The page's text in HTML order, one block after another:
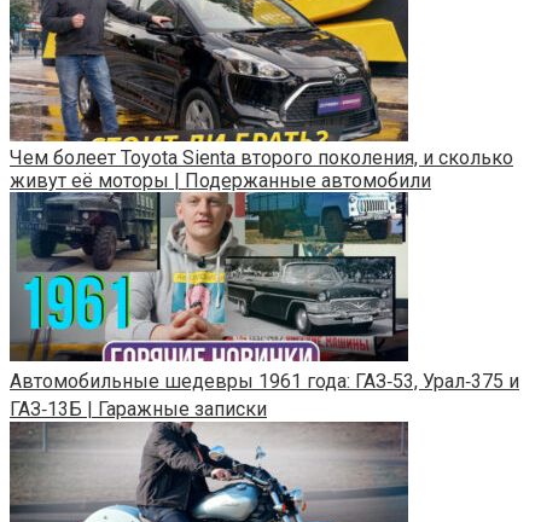
Чем болеет Toyota Sienta второго поколения, и сколько
живут её моторы | Подержанные автомобили
Автомобильные шедевры 1961 года: ГАЗ‑53, Урал‑375 и
ГАЗ‑13Б | Гаражные записки